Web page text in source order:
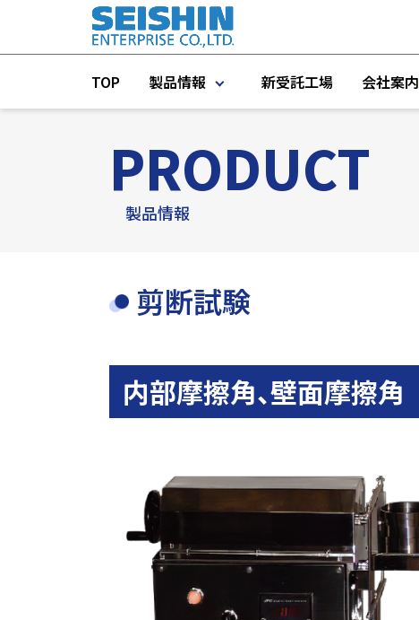
TOP 製品情報
製品一覧
プラント機器
タンク・IBC容器・コンテナ
トラブル対策
受託加工
食品受託加工
受託測定
新受託工場 会社案内
PRODUCT
製品情報
剪断試験
内部摩擦角、壁面摩擦角